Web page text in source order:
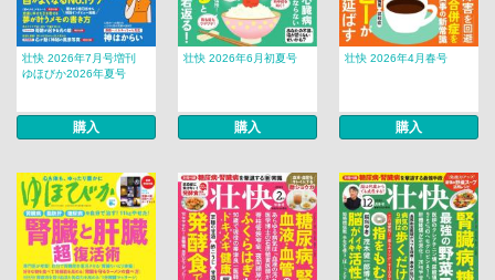
壮快 2026年7月号増刊
ゆほびか2026年夏号
購入
壮快 2026年6月初夏号
購入
壮快 2026年4月春号
購入